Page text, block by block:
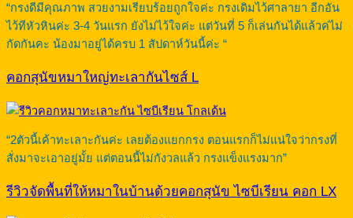
“กรงดีมีคุณภาพ สวยงามเรียบร้อยถูกใจค่ะ กรงเดิมไว้ศาลายา อีกอัน
ไว้ทีหัวหินค่ะ 3-4 วันแรก ยังไม่ไว้ใจค่ะ แต่วันที่ 5 ก็เล่นกันได้แล้วค่ไม่
กัดกันคะ น้องมาอยู่ได้ครบ 1 สัปดาห์วันนี้ค่ะ “
คอกสุนัขหมาใหญ่ทะเลากันไซส์ L
“2ตัวนี้เค้าทะเลาะกันค่ะ เลยต้องแยกกรง ตอนแรกก็ไม่แน่ใจว่ากรงที่
สั่งมาจะเอาอยู่มั้ย แต่ตอนนี้ไม่กังวลแล้ว กรงแข็งแรงมาก”
รีวิวจัดพื้นที่ให้หมาในบ้านด้วยคอกสุนัข ไซบีเรียน คอก LX